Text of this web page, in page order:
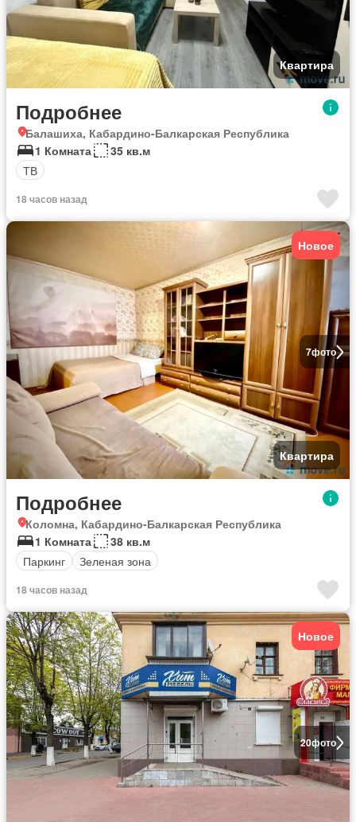
Квартира
Подробнее
Балашиха, Кабардино-Балкарская Республика
1 Комната
35 кв.м
ТВ
18 часов назад
7фото
Новое
Квартира
Подробнее
Коломна, Кабардино-Балкарская Республика
1 Комната
38 кв.м
Паркинг
Зеленая зона
18 часов назад
20фото
Новое